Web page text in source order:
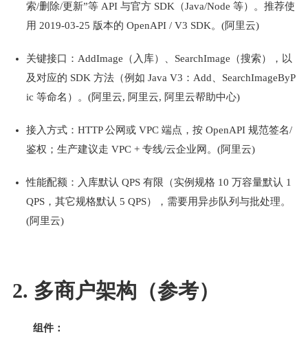
索/删除/更新”等 API 与官方 SDK（Java/Node 等）。推荐使
用 2019-03-25 版本的 OpenAPI / V3 SDK。(阿里云)
关键接口：AddImage（入库）、SearchImage（搜索），以
及对应的 SDK 方法（例如 Java V3：Add、SearchImageByP
ic 等命名）。(阿里云, 阿里云, 阿里云帮助中心)
接入方式：HTTP 公网或 VPC 端点，按 OpenAPI 规范签名/
鉴权；生产建议走 VPC + 专线/云企业网。(阿里云)
性能配额：入库默认 QPS 有限（实例规格 10 万容量默认 1
QPS，其它规格默认 5 QPS），需要用异步队列与批处理。
(阿里云)
2. 多商户架构（参考）
组件：